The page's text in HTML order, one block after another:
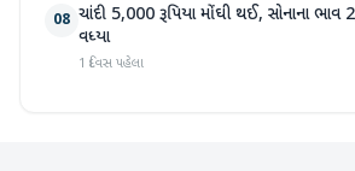
08 ચાંદી 5,000 રૂપિયા મોંઘી થઈ, સોનાના ભાવ
વધ્યા
1 દિવસ પહેલા